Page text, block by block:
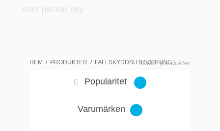
som passar dig.
HEM PRODUKTER FALLSKYDDSUTRUSTNING
1000+ produkter
Popularitet
Varumärken